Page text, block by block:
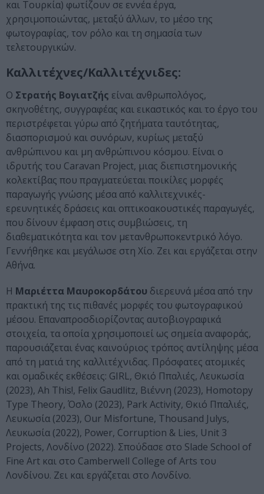
και Τουρκία) φωτίζουν σε εννέα έργα,
χρησιμοποιώντας, μεταξύ άλλων, το μέσο της
φωτογραφίας, τον ρόλο και τη σημασία των
τελετουργικών.
Καλλιτέχνες/Καλλιτέχνιδες:
Ο Στρατής Βογιατζής είναι ανθρωπολόγος,
σκηνοθέτης, συγγραφέας και εικαστικός και το έργο του
περιστρέφεται γύρω από ζητήματα ταυτότητας,
διασπορισμού και συνόρων, κυρίως μεταξύ
ανθρώπινου και μη ανθρώπινου κόσμου. Είναι ο
ιδρυτής του Caravan Project, μιας διεπιστημονικής
κολεκτίβας που πραγματεύεται ποικίλες μορφές
παραγωγής γνώσης μέσα από καλλιτεχνικές-
ερευνητικές δράσεις και οπτικοακουστικές παραγωγές,
που δίνουν έμφαση στις συμβιώσεις, τη
διαθεματικότητα και τον μετανθρωποκεντρικό λόγο.
Γεννήθηκε και μεγάλωσε στη Χίο. Ζει και εργάζεται στην
Αθήνα.
Η Μαριέττα Μαυροκορδάτου διερευνά μέσα από την
πρακτική της τις πιθανές μορφές του φωτογραφικού
μέσου. Επαναπροσδιορίζοντας αυτοβιογραφικά
στοιχεία, τα οποία χρησιμοποιεί ως σημεία αναφοράς,
παρουσιάζεται ένας καινούριος τρόπος αντίληψης μέσα
από τη ματιά της καλλιτέχνιδας. Πρόσφατες ατομικές
και ομαδικές εκθέσεις: GIRL, Θκιό Ππαλιές, Λευκωσία
(2023), Ah This!, Felix Gaudlitz, Βιέννη (2023), Homotopy
Type Theory, Όσλο (2023), Park Activity, Θκιό Ππαλιές,
Λευκωσία (2023), Our Misfortune, Thousand Julys,
Λευκωσία (2022), Power, Corruption & Lies, Unit 3
Projects, Λονδίνο (2022). Σπούδασε στο Slade School of
Fine Art και στο Camberwell College of Arts του
Λονδίνου. Ζει και εργάζεται στο Λονδίνο.